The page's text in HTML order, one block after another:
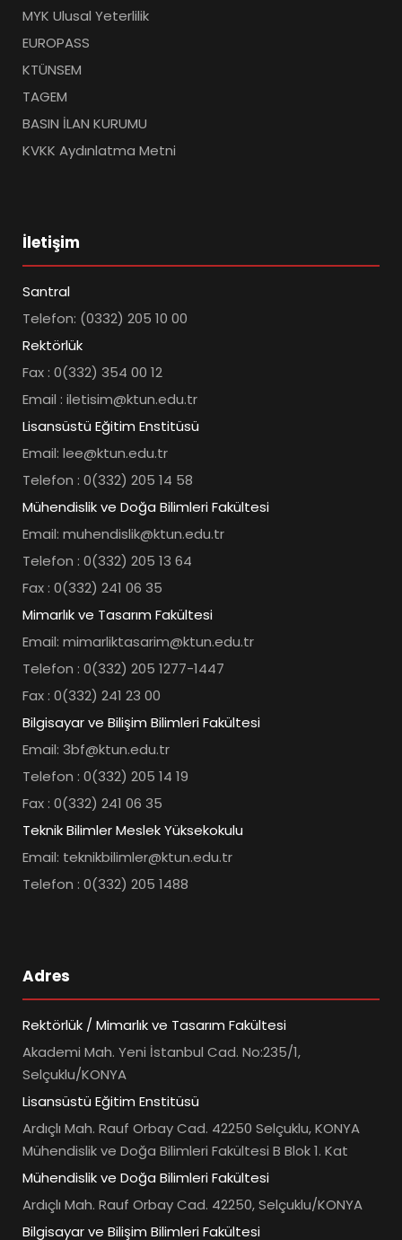
MYK Ulusal Yeterlilik
EUROPASS
KTÜNSEM
TAGEM
BASIN İLAN KURUMU
KVKK Aydınlatma Metni
İletişim
Santral
Telefon: (0332) 205 10 00
Rektörlük
Fax : 0(332) 354 00 12
Email : iletisim@ktun.edu.tr
Lisansüstü Eğitim Enstitüsü
Email: lee@ktun.edu.tr
Telefon : 0(332) 205 14 58
Mühendislik ve Doğa Bilimleri Fakültesi
Email: muhendislik@ktun.edu.tr
Telefon : 0(332) 205 13 64
Fax : 0(332) 241 06 35
Mimarlık ve Tasarım Fakültesi
Email: mimarliktasarim@ktun.edu.tr
Telefon : 0(332) 205 1277-1447
Fax : 0(332) 241 23 00
Bilgisayar ve Bilişim Bilimleri Fakültesi
Email: 3bf@ktun.edu.tr
Telefon : 0(332) 205 14 19
Fax : 0(332) 241 06 35
Teknik Bilimler Meslek Yüksekokulu
Email: teknikbilimler@ktun.edu.tr
Telefon : 0(332) 205 1488
Adres
Rektörlük / Mimarlık ve Tasarım Fakültesi
Akademi Mah. Yeni İstanbul Cad. No:235/1,
Selçuklu/KONYA
Lisansüstü Eğitim Enstitüsü
Ardıçlı Mah. Rauf Orbay Cad. 42250 Selçuklu, KONYA
Mühendislik ve Doğa Bilimleri Fakültesi B Blok 1. Kat
Mühendislik ve Doğa Bilimleri Fakültesi
Ardıçlı Mah. Rauf Orbay Cad. 42250, Selçuklu/KONYA
Bilgisayar ve Bilişim Bilimleri Fakültesi